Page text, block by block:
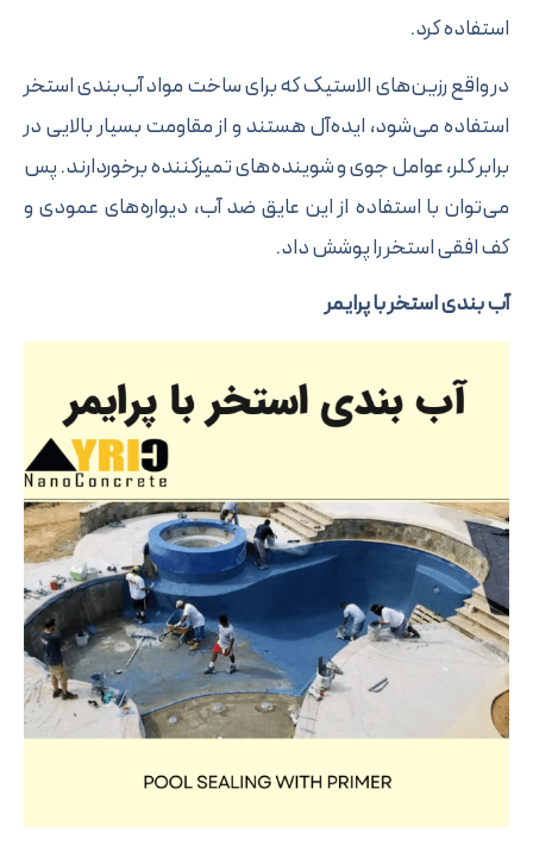
کرد.
واقع رزین‌های الاستیک که برای ساخت مواد آب‌بندی استخر
می‌شود، ‌ایده‌آل هستند و از مقاومت بسیار بالایی در
کلر، عوامل جوی و شوینده‌های تمیزکننده برخوردارند. پس
با استفاده از این عایق ضد آب، دیواره‌های عمودی و
افقی استخر را پوشش داد.
بندی استخر با پرایمر